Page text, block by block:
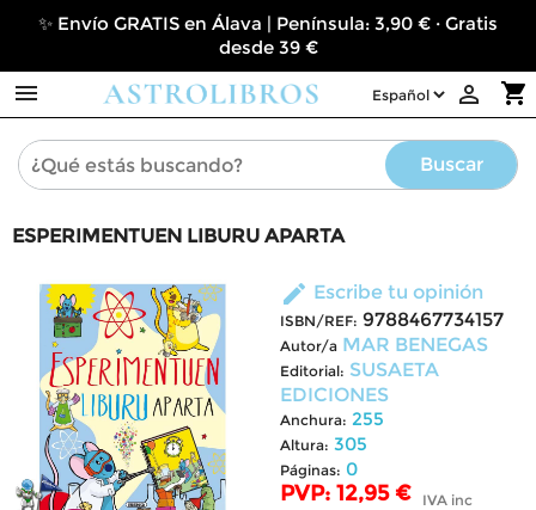
✨ Envío GRATIS en Álava | Península: 3,90 € · Gratis
desde 39 €
 shopping_cart

Buscar
ESPERIMENTUEN LIBURU APARTA
edit Escribe tu opinión
ISBN/REF: 9788467734157
Autor/a MAR BENEGAS
Editorial: SUSAETA
EDICIONES
Anchura: 255
Altura: 305
Páginas: 0
PVP: 12,95 € IVA inc